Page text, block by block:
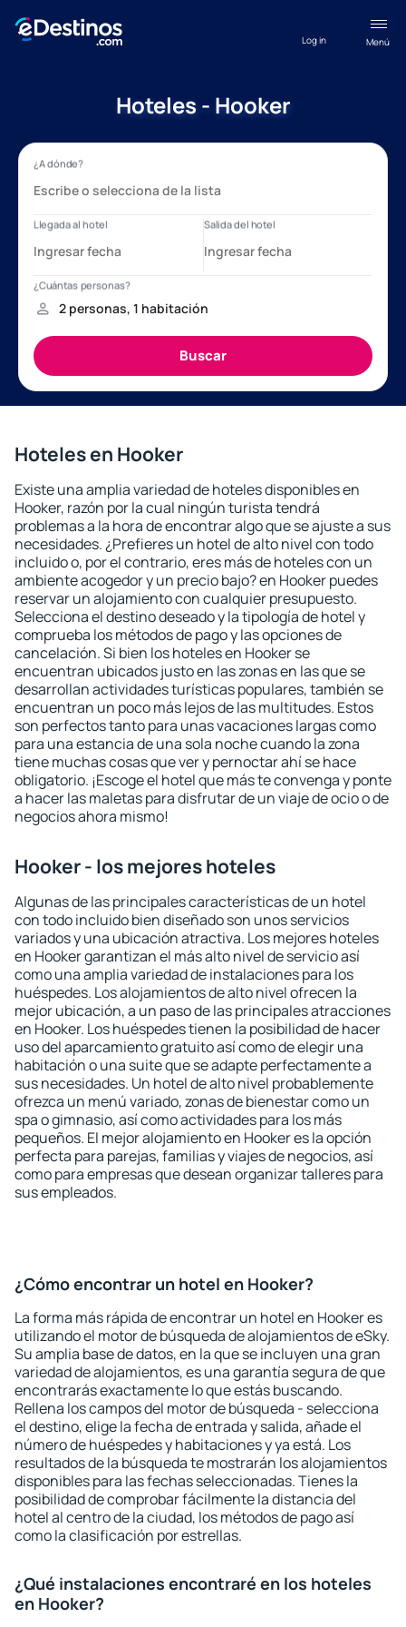
Menú
Log in
Hoteles - Hooker
Hoteles en Hooker
Existe una amplia variedad de hoteles disponibles en
Hooker, razón por la cual ningún turista tendrá
problemas a la hora de encontrar algo que se ajuste a sus
necesidades. ¿Prefieres un hotel de alto nivel con todo
incluido o, por el contrario, eres más de hoteles con un
ambiente acogedor y un precio bajo? en Hooker puedes
reservar un alojamiento con cualquier presupuesto.
Selecciona el destino deseado y la tipología de hotel y
comprueba los métodos de pago y las opciones de
cancelación. Si bien los hoteles en Hooker se
encuentran ubicados justo en las zonas en las que se
desarrollan actividades turísticas populares, también se
encuentran un poco más lejos de las multitudes. Estos
son perfectos tanto para unas vacaciones largas como
para una estancia de una sola noche cuando la zona
tiene muchas cosas que ver y pernoctar ahí se hace
obligatorio. ¡Escoge el hotel que más te convenga y ponte
a hacer las maletas para disfrutar de un viaje de ocio o de
negocios ahora mismo!
Hooker - los mejores hoteles
Algunas de las principales características de un hotel
con todo incluido bien diseñado son unos servicios
variados y una ubicación atractiva. Los mejores hoteles
en Hooker garantizan el más alto nivel de servicio así
como una amplia variedad de instalaciones para los
huéspedes. Los alojamientos de alto nivel ofrecen la
mejor ubicación, a un paso de las principales atracciones
en Hooker. Los huéspedes tienen la posibilidad de hacer
uso del aparcamiento gratuito así como de elegir una
habitación o una suite que se adapte perfectamente a
sus necesidades. Un hotel de alto nivel probablemente
ofrezca un menú variado, zonas de bienestar como un
spa o gimnasio, así como actividades para los más
pequeños. El mejor alojamiento en Hooker es la opción
perfecta para parejas, familias y viajes de negocios, así
como para empresas que desean organizar talleres para
sus empleados.
¿Cómo encontrar un hotel en Hooker?
La forma más rápida de encontrar un hotel en Hooker es
utilizando el motor de búsqueda de alojamientos de eSky.
Su amplia base de datos, en la que se incluyen una gran
variedad de alojamientos, es una garantía segura de que
encontrarás exactamente lo que estás buscando.
Rellena los campos del motor de búsqueda - selecciona
el destino, elige la fecha de entrada y salida, añade el
número de huéspedes y habitaciones y ya está. Los
resultados de la búsqueda te mostrarán los alojamientos
disponibles para las fechas seleccionadas. Tienes la
posibilidad de comprobar fácilmente la distancia del
hotel al centro de la ciudad, los métodos de pago así
como la clasificación por estrellas.
¿Qué instalaciones encontraré en los hoteles
en Hooker?